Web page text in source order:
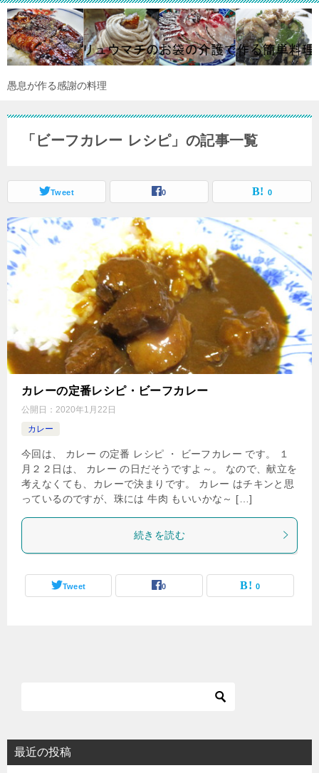
愚息が作る感謝の料理
「ビーフカレー レシピ」の記事一覧
Tweet 0 0
カレーの定番レシピ・ビーフカレー
公開日： 2020年1月22日
カレー
今回は、 カレー の定番 レシピ ・ ビーフカレー です。 １
月２２日は、 カレー の日だそうですよ～。 なので、献立を
考えなくても、カレーで決まりです。 カレー はチキンと思
っているのですが、珠には 牛肉 もいいかな～ […]
続きを読む
Tweet 0 0
最近の投稿